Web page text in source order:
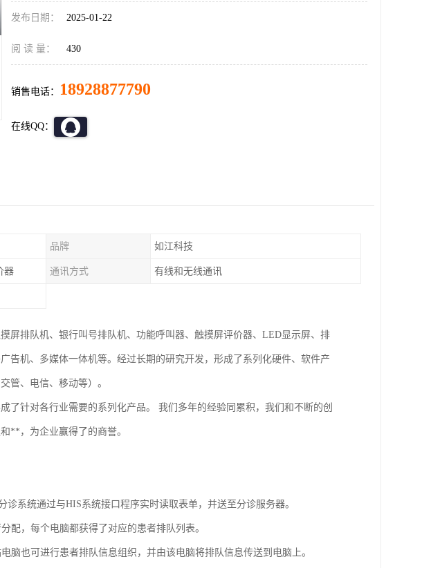
发布日期： 2025-01-22
阅 读 量： 430
销售电话： 18928877790
在线QQ：
品牌 如江科技
器 通讯方式 有线和无线通讯
屏排队机、银行叫号排队机、功能呼叫器、触摸屏评价器、LED显示屏、排
告机、多媒体一体机等。经过长期的研究开发，形成了系列化硬件、软件产
管、电信、移动等）。
了针对各行业需要的系列化产品。 我们多年的经验同累积，我们和不断的创
**，为企业赢得了的商誉。
系统通过与HIS系统接口程序实时读取表单，并送至分诊服务器。
配，每个电脑都获得了对应的患者排队列表。
脑也可进行患者排队信息组织，并由该电脑将排队信息传送到电脑上。